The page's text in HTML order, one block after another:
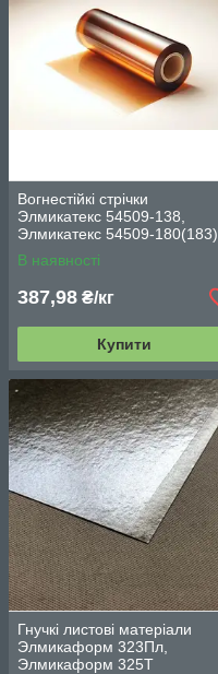
Вогнестійкі стрічки
Элмикатекс 54509-138,
Элмикатекс 54509-180(183),
Элмикатекс 545099-220
В наявності
387,98 ₴/кг
Купити
Гнучкі листові матеріали
Элмикаформ 323Пл,
Элмикаформ 325Т